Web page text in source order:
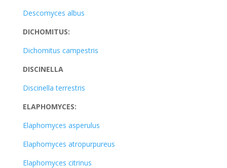
Descomyces albus
DICHOMITUS:
Dichomitus campestris
DISCINELLA
Discinella terrestris
ELAPHOMYCES:
Elaphomyces asperulus
Elaphomyces atropurpureus
Elaphomyces citrinus